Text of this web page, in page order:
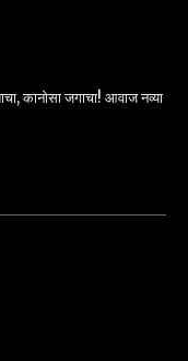
कानोसा जगाचा! आवाज नव्या